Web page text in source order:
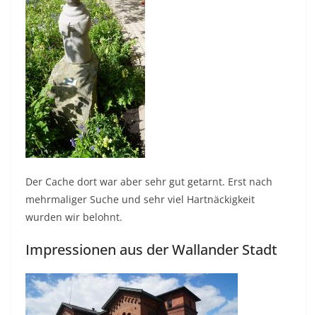
Der Cache dort war aber sehr gut getarnt. Erst nach
mehrmaliger Suche und sehr viel Hartnäckigkeit
wurden wir belohnt.
Impressionen aus der Wallander Stadt